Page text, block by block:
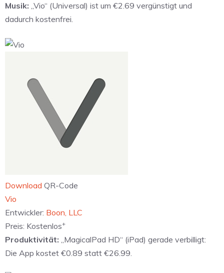
Musik: „Vio“ (Universal) ist um €2.69 vergünstigt und
dadurch kostenfrei.
Download QR-Code
Vio
Entwickler: Boon, LLC
Preis: Kostenlos+
Produktivität: „MagicalPad HD“ (iPad) gerade verbilligt:
Die App kostet €0.89 statt €26.99.